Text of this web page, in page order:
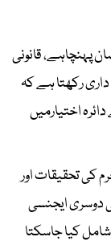
پہنچاہے، قانونی
رکھتا ہے کہ
اختیارمیں
کی تحقیقات اور
دوسری ایجنسی
کیا جاسکتا